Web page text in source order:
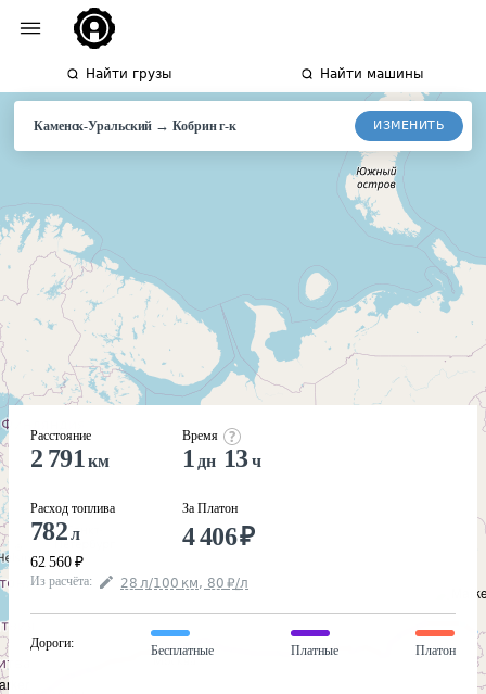
Найти грузы Найти машины
Каменск-Уральский →Кобрин г-к ИЗМЕНИТЬ
Расстояние
2 791 км
Расход топлива
782л
62 560 ₽
Время
1 дн 13ч
За Платон
4 406₽
Из расчёта: 28 л/100 км, 80 ₽/л
Дороги:
Бесплатные Платные Платон